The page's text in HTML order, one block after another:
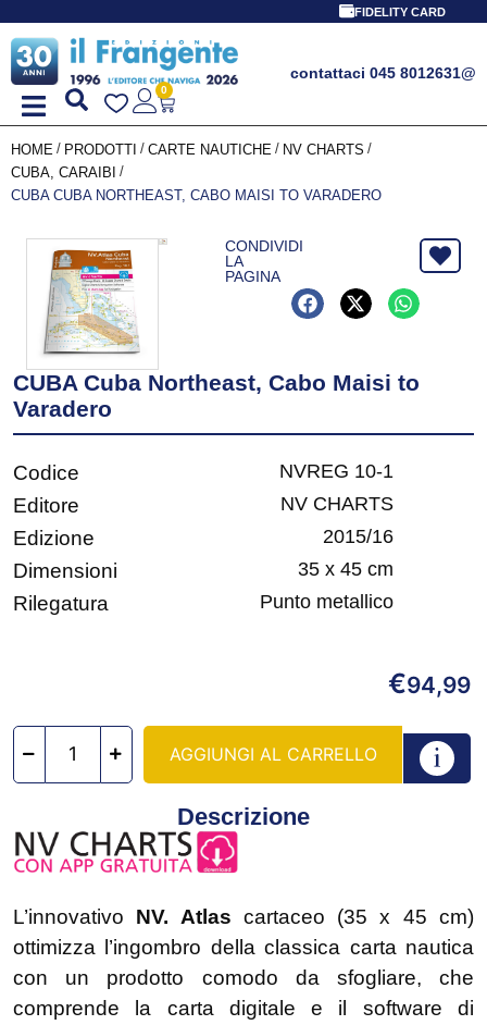
FIDELITY CARD
contattaci 045 8012631@
0
HOME / PRODOTTI / CARTE NAUTICHE / NV CHARTS /
CUBA, CARAIBI /
CUBA CUBA NORTHEAST, CABO MAISI TO VARADERO
CONDIVIDI
LA
PAGINA
CUBA Cuba Northeast, Cabo Maisi to
Varadero
Codice NVREG 10-1
Editore NV CHARTS
Edizione 2015/16
Dimensioni 35 x 45 cm
Rilegatura Punto metallico
€94,99
AGGIUNGI AL CARRELLO
Descrizione
L’innovativo NV. Atlas cartaceo (35 x 45 cm)
ottimizza l’ingombro della classica carta nautica
con un prodotto comodo da sfogliare, che
comprende la carta digitale e il software di